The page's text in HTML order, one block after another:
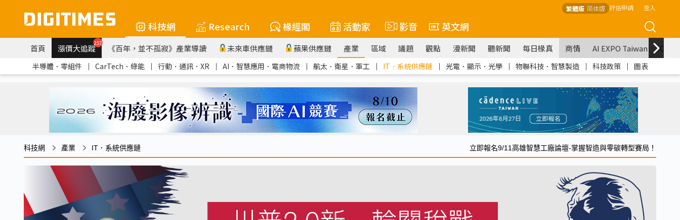
繁體版 简体版 評估申請 登入
科技網 Research 椽經閣 活動家 影音 英文網
首頁 漲價大追蹤257 《百年，並不孤寂》產業導讀 未來車供應鏈 蘋果供應鏈 產業 區域 議題 觀點 漫新聞 聽新聞 每日椽真 商情 AI EXPO Taiwan
半導體．零組件 ｜ CarTech．綠能 ｜ 行動．通訊．XR ｜ AI．智慧應用．電商物流 ｜ 航太．衛星．軍工 ｜ IT．系統供應鏈 ｜ 光電．顯示．光學 ｜ 物聯科技．智慧製造 ｜ 科技政策 ｜ 圖表
科技網 產業 IT．系統供應鏈 立即報名9/11高雄智慧工廠論壇-掌握智造與零碳轉型賽局！